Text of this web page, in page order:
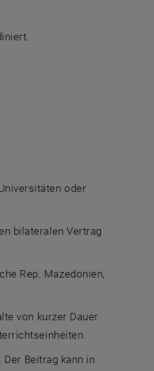
oder
bilateralen Vertrag
Rep. Mazedonien,
von kurzer Dauer
Beitrag kann in